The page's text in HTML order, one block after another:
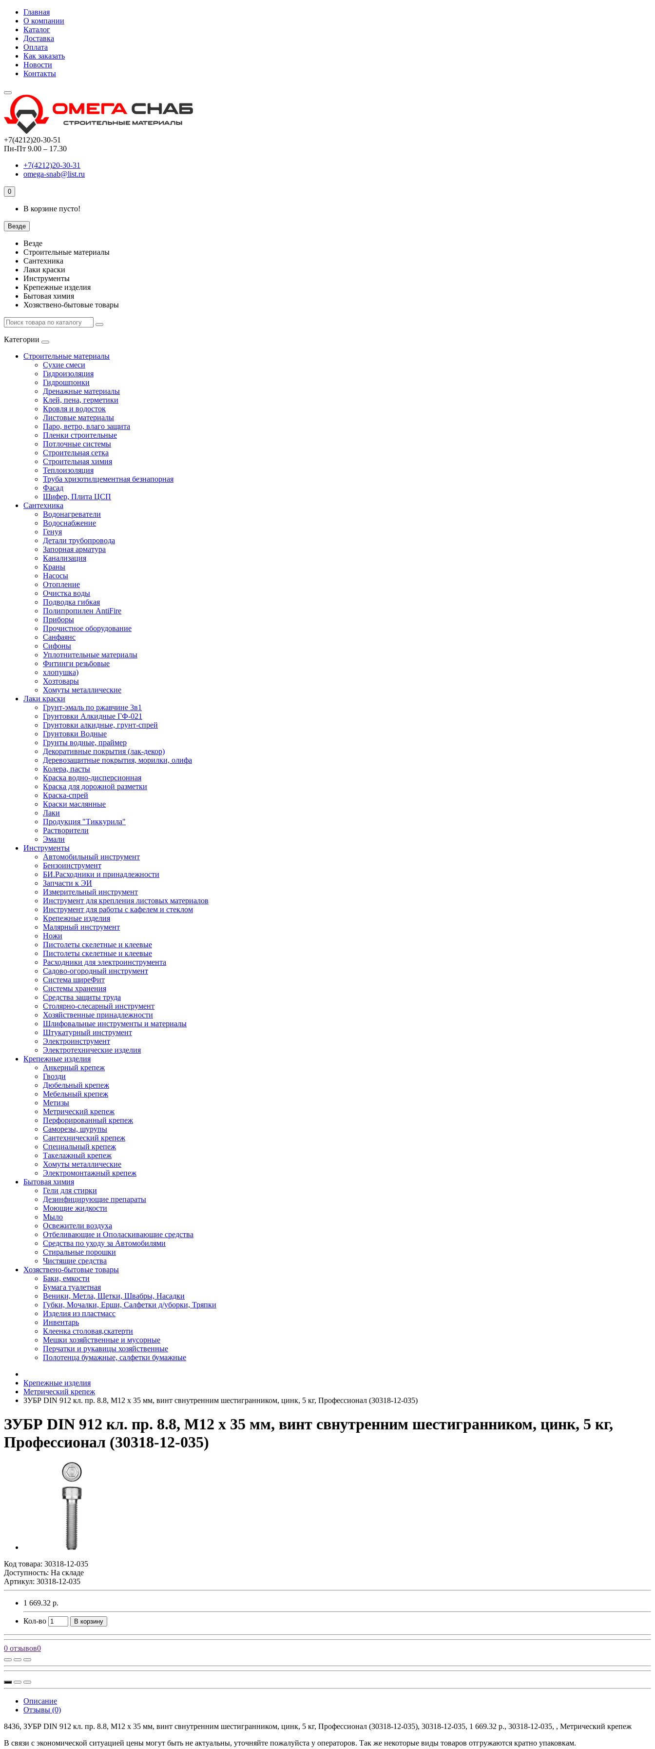
Главная
О компании
Каталог
Доставка
Оплата
Как заказать
Новости
Контакты
+7(4212)20-30-51
Пн-Пт 9.00 – 17.30
+7(4212)20-30-31
omega-snab@list.ru
0
В корзине пусто!
Везде
Везде
Строительные материалы
Сантехника
Лаки краски
Инструменты
Крепежные изделия
Бытовая химия
Хозяствено-бытовые товары
Категории
Строительные материалы
Сухие смеси
Гидроизоляция
Гидрошпонки
Дренажные материалы
Клей, пена, герметики
Кровля и водосток
Листовые материалы
Паро, ветро, влаго защита
Пленки строительные
Потлочные системы
Строительная сетка
Строительная химия
Теплоизоляция
Труба хризотилцементная безнапорная
Фасад
Шифер, Плита ЦСП
Сантехника
Водонагреватели
Водоснабжение
Генуя
Детали трубопровода
Запорная арматура
Канализация
Краны
Насосы
Отопление
Очистка воды
Подводка гибкая
Полипропилен AntiFire
Приборы
Прочистное оборудование
Санфаянс
Сифоны
Уплотнительные материалы
Фитинги резьбовые
хлопушка)
Хозтовары
Хомуты металлические
Лаки краски
Грунт-эмаль по ржавчине 3в1
Грунтовки Алкидные ГФ-021
Грунтовки алкидные, грунт-спрей
Грунтовки Водные
Грунты водные, праймер
Декоративные покрытия (лак-декор)
Деревозащитные покрытия, морилки, олифа
Колера, пасты
Краска водно-дисперсионная
Краска для дорожной разметки
Краска-спрей
Краски маслянные
Лаки
Продукция "Тиккурила"
Растворители
Эмали
Инструменты
Автомобильный инструмент
Бензоинструмент
БИ.Расходники и принадлежности
Запчасти к ЭИ
Измерительный инструмент
Инструмент для крепления листовых материалов
Инструмент для работы с кафелем и стеклом
Крепежные изделия
Малярный инструмент
Ножи
Пистолеты скелетные и клеевые
Пистолеты скелетные и клеевые
Расходники для электроинструмента
Садово-огородный инструмент
Система ширеФит
Системы хранения
Средства защиты труда
Столярно-слесарный инструмент
Хозяйственные принадлежности
Шлифовальные инструменты и материалы
Штукатурный инструмент
Электроинструмент
Электротехнические изделия
Крепежные изделия
Анкерный крепеж
Гвозди
Дюбельный крепеж
Мебельный крепеж
Метизы
Метрический крепеж
Перфорированный крепеж
Саморезы, шурупы
Сантехнический крепеж
Специальный крепеж
Такелажный крепеж
Хомуты металлические
Электромонтажный крепеж
Бытовая химия
Гели для стирки
Дезинфицирующие препараты
Моющие жидкости
Мыло
Освежители воздуха
Отбеливающие и Ополаскивающие средства
Средства по уходу за Автомобилями
Стиральные порошки
Чистящие средства
Хозяствено-бытовые товары
Баки, емкости
Бумага туалетная
Веники, Метла, Щетки, Швабры, Насадки
Губки, Мочалки, Ерши, Салфетки д/уборки, Тряпки
Изделия из пластмасс
Инвентарь
Клеенка столовая,скатерти
Мешки хозяйственные и мусорные
Перчатки и рукавицы хозяйственные
Полотенца бумажные, салфетки бумажные
Крепежные изделия
Метрический крепеж
ЗУБР DIN 912 кл. пр. 8.8, М12 x 35 мм, винт свнутренним шестигранником, цинк, 5 кг, Профессионал (30318-12-035)
ЗУБР DIN 912 кл. пр. 8.8, М12 x 35 мм, винт свнутренним шестигранником, цинк, 5 кг,
Профессионал (30318-12-035)
Код товара: 30318-12-035
Доступность: На складе
Артикул: 30318-12-035
1 669.32 р.
Кол-во В корзину
0 отзывов0
Описание
Отзывы (0)
8436, ЗУБР DIN 912 кл. пр. 8.8, М12 x 35 мм, винт свнутренним шестигранником, цинк, 5 кг, Профессионал (30318-12-035), 30318-12-035, 1 669.32 р., 30318-12-035, , Метрический крепеж
В связи с экономической ситуацией цены могут быть не актуальны, уточняйте пожалуйста у операторов. Так же некоторые виды товаров отгружаются кратно упаковкам.